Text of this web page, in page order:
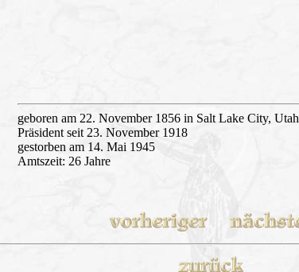
geboren am 22. November 1856 in Salt Lake City, Utah
Präsident seit 23. November 1918
gestorben am 14. Mai 1945
Amtszeit: 26 Jahre